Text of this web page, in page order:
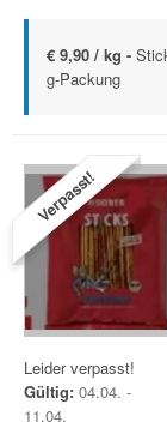
€ 9,90 / kg -
g-Packung
Verpasst!
Leider verpasst!
Gültig: 04.04. -
11.04.